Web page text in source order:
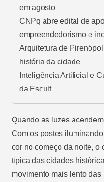
em agosto
CNPq abre edital de
empreendedorismo e
Arquitetura de
história da cidade
Inteligência Artificial e
da Escult
Quando as luzes
Com os postes
cor no começo da noite, o
típica das cidades
movimento mais lento